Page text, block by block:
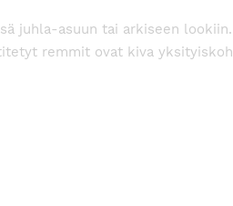
juhla-asuun tai arkiseen
remmit ovat kiva